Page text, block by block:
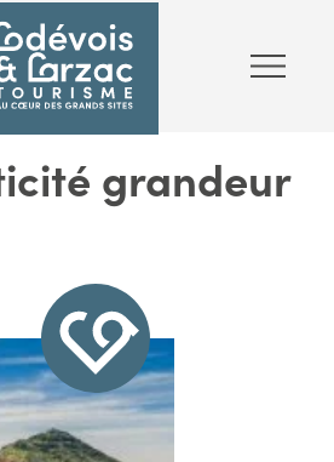
grandeur